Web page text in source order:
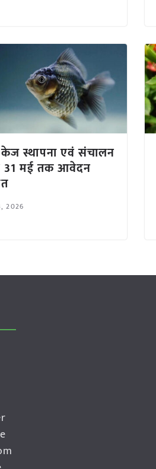
स्थापना एवं संचालन
31 मई तक आवेदन
2026